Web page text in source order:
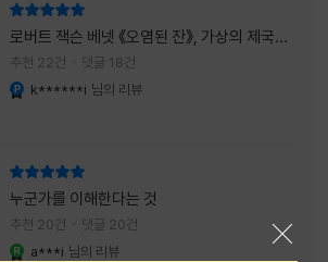
로버트 잭슨 베넷 《오염된 잔》, 가상의 제국이
주는 실감과 미스터리 사건의 치밀함이 이루어
내는 최상의 시너지...
추천 22건 댓글 18건
k******i 님의 리뷰
누군가를 이해한다는 것
추천 20건 댓글 20건
a***i 님의 리뷰